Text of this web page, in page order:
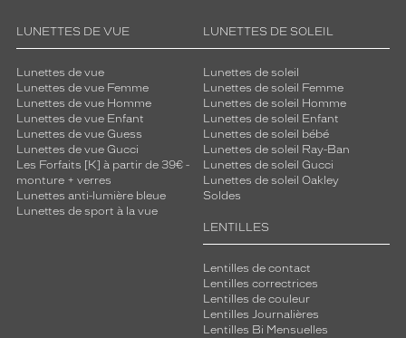
LUNETTES DE VUE
Lunettes de vue
Lunettes de vue Femme
Lunettes de vue Homme
Lunettes de vue Enfant
Lunettes de vue Guess
Lunettes de vue Gucci
Les Forfaits [K] à partir de 39€ -
monture + verres
Lunettes anti-lumière bleue
Lunettes de sport à la vue
LUNETTES DE SOLEIL
Lunettes de soleil
Lunettes de soleil Femme
Lunettes de soleil Homme
Lunettes de soleil Enfant
Lunettes de soleil bébé
Lunettes de soleil Ray-Ban
Lunettes de soleil Gucci
Lunettes de soleil Oakley
Soldes
LENTILLES
Lentilles de contact
Lentilles correctrices
Lentilles de couleur
Lentilles Journalières
Lentilles Bi Mensuelles